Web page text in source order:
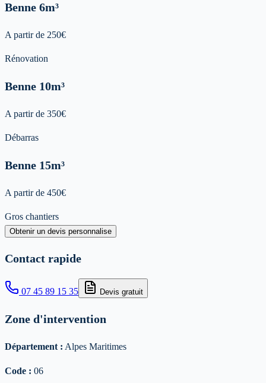
Benne 6m³
A partir de 250€
Rénovation
Benne 10m³
A partir de 350€
Débarras
Benne 15m³
A partir de 450€
Gros chantiers
Obtenir un devis personnalise
Contact rapide
07 45 89 15 35 Devis gratuit
Zone d'intervention
Département : Alpes Maritimes
Code : 06